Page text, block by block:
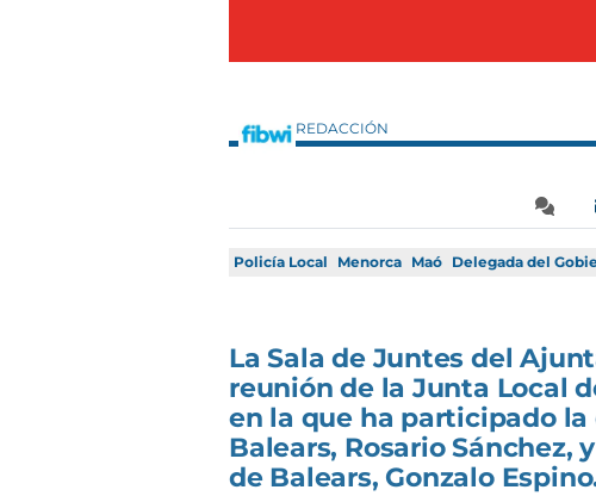
REDACCIÓN
Policía Local Menorca Maó Delegada del
La Sala de Juntes del
reunión de la Junta Local
en la que ha participado
Balears, Rosario Sánchez,
de Balears, Gonzalo